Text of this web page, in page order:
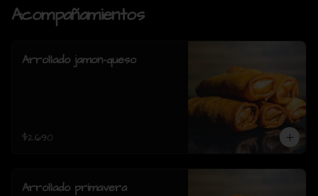
Acompañamientos
Arrollado jamon-queso
$2.690
Arrollado primavera